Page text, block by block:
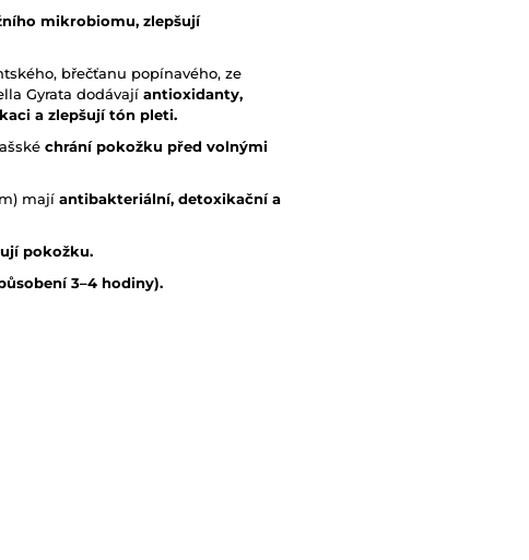
mikrobiomu, zlepšují
břečťanu popínavého, ze
Gyrata dodávají antioxidanty,
a zlepšují tón pleti.
chrání pokožku před volnými
mají antibakteriální, detoxikační a
pokožku.
3–4 hodiny).